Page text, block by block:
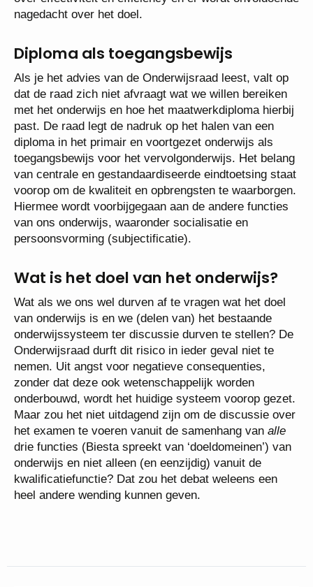
nagedacht over het doel.
Diploma als toegangsbewijs
Als je het advies van de Onderwijsraad leest, valt op
dat de raad zich niet afvraagt wat we willen bereiken
met het onderwijs en hoe het maatwerkdiploma hierbij
past. De raad legt de nadruk op het halen van een
diploma in het primair en voortgezet onderwijs als
toegangsbewijs voor het vervolgonderwijs. Het belang
van centrale en gestandaardiseerde eindtoetsing staat
voorop om de kwaliteit en opbrengsten te waarborgen.
Hiermee wordt voorbijgegaan aan de andere functies
van ons onderwijs, waaronder socialisatie en
persoonsvorming (subjectificatie).
Wat is het doel van het onderwijs?
Wat als we ons wel durven af te vragen wat het doel
van onderwijs is en we (delen van) het bestaande
onderwijssysteem ter discussie durven te stellen? De
Onderwijsraad durft dit risico in ieder geval niet te
nemen. Uit angst voor negatieve consequenties,
zonder dat deze ook wetenschappelijk worden
onderbouwd, wordt het huidige systeem voorop gezet.
Maar zou het niet uitdagend zijn om de discussie over
het examen te voeren vanuit de samenhang van alle
drie functies (Biesta spreekt van ‘doeldomeinen’) van
onderwijs en niet alleen (en eenzijdig) vanuit de
kwalificatiefunctie? Dat zou het debat weleens een
heel andere wending kunnen geven.